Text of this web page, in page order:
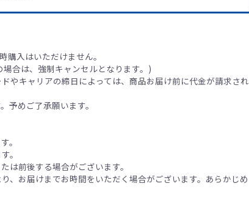
購入はいただけません。
合は、強制キャンセルとなります。)
やキャリアの締日によっては、商品お届け前に代金が請求され
予めご了承願います。
。
。
前後する場合がございます。
、お届けまでお時間をいただく場合がございます。あらかじめ